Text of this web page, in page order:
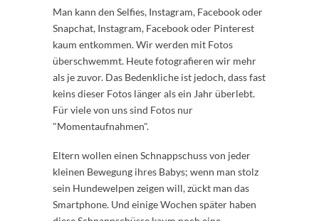
Man kann den Selfies, Instagram, Facebook oder
Snapchat, Instagram, Facebook oder Pinterest
kaum entkommen. Wir werden mit Fotos
überschwemmt. Heute fotografieren wir mehr
als je zuvor. Das Bedenkliche ist jedoch, dass fast
keins dieser Fotos länger als ein Jahr überlebt.
Für viele von uns sind Fotos nur
"Momentaufnahmen".
Eltern wollen einen Schnappschuss von jeder
kleinen Bewegung ihres Babys; wenn man stolz
sein Hundewelpen zeigen will, zückt man das
Smartphone. Und einige Wochen später haben